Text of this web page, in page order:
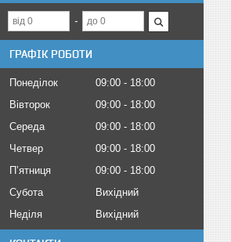
ГРАФІК РОБОТИ
Понеділок 09:00
18:00
Вівторок
09:00
18:00
Середа
09:00
18:00
Четвер
09:00
18:00
Пʼятниця
09:00
18:00
Субота
Вихідний
Неділя
Вихідний